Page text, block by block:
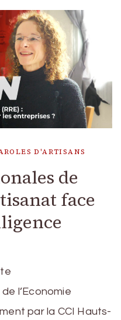
D'ARTISANS
de
face
l’Economie
par la CCI Hauts-